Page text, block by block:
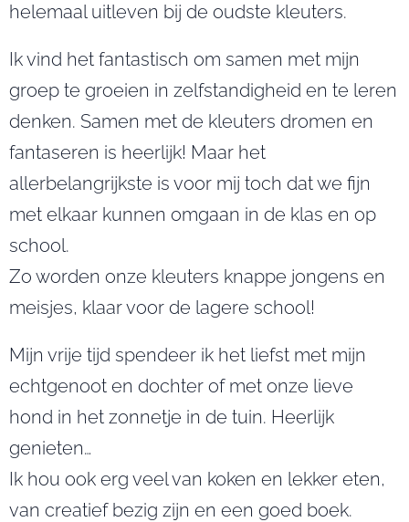
helemaal uitleven bij de oudste kleuters.
Ik vind het fantastisch om samen met mijn
groep te groeien in zelfstandigheid en te leren
denken. Samen met de kleuters dromen en
fantaseren is heerlijk! Maar het
allerbelangrijkste is voor mij toch dat we fijn
met elkaar kunnen omgaan in de klas en op
school.
Zo worden onze kleuters knappe jongens en
meisjes, klaar voor de lagere school!
Mijn vrije tijd spendeer ik het liefst met mijn
echtgenoot en dochter of met onze lieve
hond in het zonnetje in de tuin. Heerlijk
genieten…
Ik hou ook erg veel van koken en lekker eten,
van creatief bezig zijn en een goed boek.